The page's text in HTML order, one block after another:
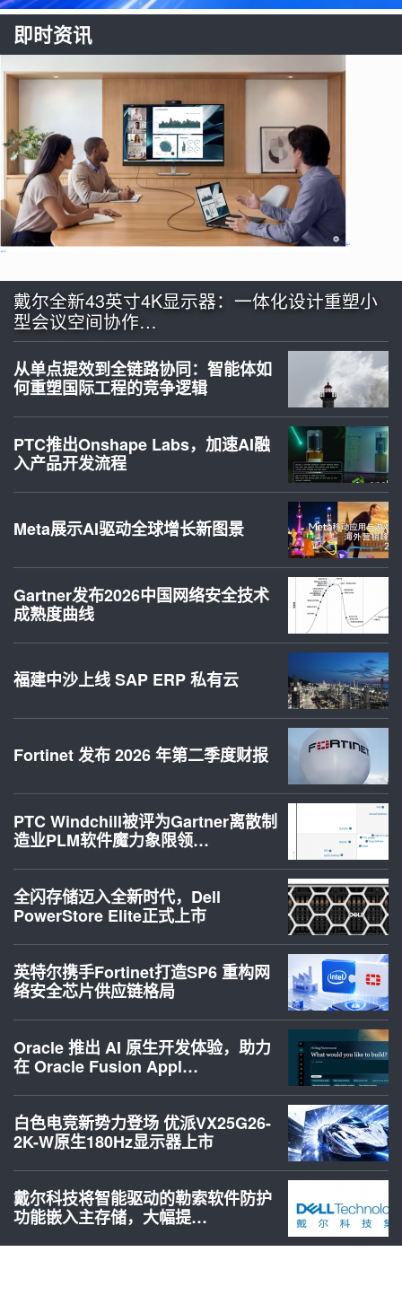
即时资讯
戴尔全新43英寸4K显示器：一体化设计重塑小
型会议空间协作…
从单点提效到全链路协同：智能体如
何重塑国际工程的竞争逻辑
PTC推出Onshape Labs，加速AI融
入产品开发流程
Meta展示AI驱动全球增长新图景
Gartner发布2026中国网络安全技术
成熟度曲线
福建中沙上线 SAP ERP 私有云
Fortinet 发布 2026 年第二季度财报
PTC Windchill被评为Gartner离散制
造业PLM软件魔力象限领…
全闪存储迈入全新时代，Dell
PowerStore Elite正式上市
英特尔携手Fortinet打造SP6 重构网
络安全芯片供应链格局
Oracle 推出 AI 原生开发体验，助力
在 Oracle Fusion Appl…
白色电竞新势力登场 优派VX25G26-
2K-W原生180Hz显示器上市
戴尔科技将智能驱动的勒索软件防护
功能嵌入主存储，大幅提…